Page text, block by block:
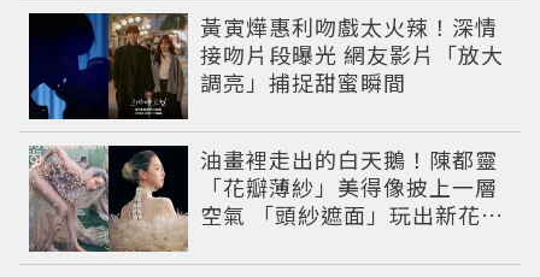
黃寅燁惠利吻戲太火辣！深情
接吻片段曝光 網友影片「放大
調亮」捕捉甜蜜瞬間
油畫裡走出的白天鵝！陳都靈
「花瓣薄紗」美得像披上一層
空氣 「頭紗遮面」玩出新花樣